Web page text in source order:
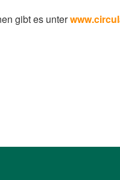
gibt es unter